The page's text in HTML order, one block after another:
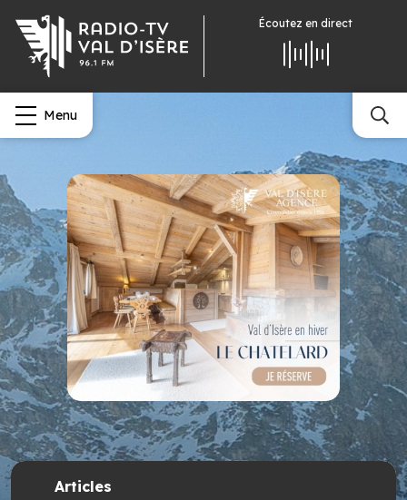
Écoutez en direct
Menu
Articles